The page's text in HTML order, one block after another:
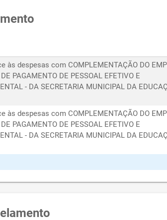
às despesas com COMPLEMENTAÇÃO DO
PAGAMENTO DE PESSOAL EFETIVO E
- DA SECRETARIA MUNICIPAL DA
às despesas com COMPLEMENTAÇÃO DO
PAGAMENTO DE PESSOAL EFETIVO E
- DA SECRETARIA MUNICIPAL DA